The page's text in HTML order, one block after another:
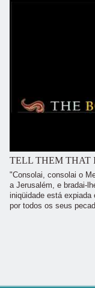
TELL THEM THAT
"Consolai, consolai o
a Jerusalém, e bradai-
iniqüidade está expiada
por todos os seus